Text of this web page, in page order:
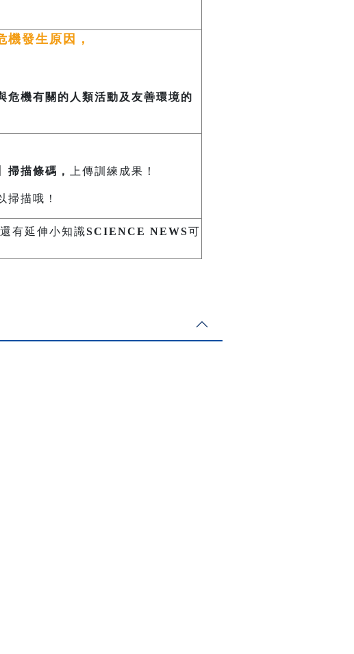
發生原因，
危機有關的人類活動及友善環境的
掃描條碼， 上傳訓練成果！
掃描哦！
有延伸小知識SCIENCE NEWS可